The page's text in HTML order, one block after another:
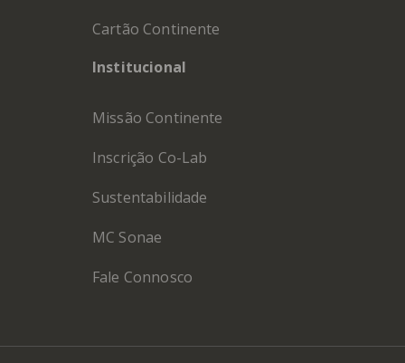
Cartão Continente
Institucional
Missão Continente
Inscrição Co-Lab
Sustentabilidade
MC Sonae
Fale Connosco